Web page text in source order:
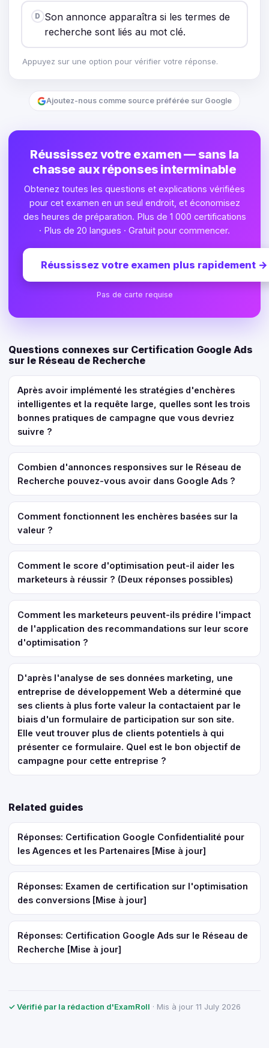
D Son annonce apparaîtra si les termes de
recherche sont liés au mot clé.
Appuyez sur une option pour vérifier votre réponse.
Ajoutez-nous comme source préférée sur Google
Réussissez votre examen — sans la
chasse aux réponses interminable
Obtenez toutes les questions et explications vérifiées
pour cet examen en un seul endroit, et économisez
des heures de préparation. Plus de 1 000 certifications
· Plus de 20 langues · Gratuit pour commencer.
Réussissez votre examen plus rapidement →
Pas de carte requise
Questions connexes sur Certification Google Ads
sur le Réseau de Recherche
Après avoir implémenté les stratégies d'enchères
intelligentes et la requête large, quelles sont les trois
bonnes pratiques de campagne que vous devriez
suivre ?
Combien d'annonces responsives sur le Réseau de
Recherche pouvez-vous avoir dans Google Ads ?
Comment fonctionnent les enchères basées sur la
valeur ?
Comment le score d'optimisation peut-il aider les
marketeurs à réussir ? (Deux réponses possibles)
Comment les marketeurs peuvent-ils prédire l'impact
de l'application des recommandations sur leur score
d'optimisation ?
D'après l'analyse de ses données marketing, une
entreprise de développement Web a déterminé que
ses clients à plus forte valeur la contactaient par le
biais d'un formulaire de participation sur son site.
Elle veut trouver plus de clients potentiels à qui
présenter ce formulaire. Quel est le bon objectif de
campagne pour cette entreprise ?
Related guides
Réponses: Certification Google Confidentialité pour
les Agences et les Partenaires [Mise à jour]
Réponses: Examen de certification sur l'optimisation
des conversions [Mise à jour]
Réponses: Certification Google Ads sur le Réseau de
Recherche [Mise à jour]
✓ Vérifié par la rédaction d'ExamRoll · Mis à jour 11 July 2026